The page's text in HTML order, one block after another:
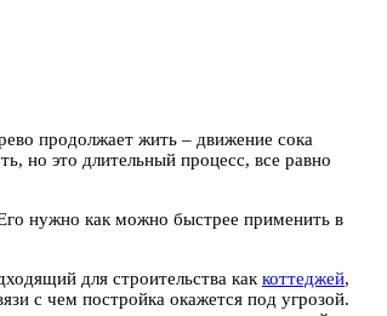
продолжает жить – движение сока
но это длительный процесс, все равно
нужно как можно быстрее применить в
для строительства как коттеджей,
с чем постройка окажется под угрозой.